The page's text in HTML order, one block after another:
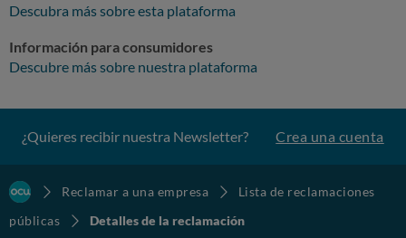
Descubra más sobre esta plataforma
Información para consumidores
Descubre más sobre nuestra plataforma
¿Quieres recibir nuestra Newsletter? Crea una cuenta
Reclamar a una empresa
Lista de reclamaciones
públicas
Detalles de la reclamación